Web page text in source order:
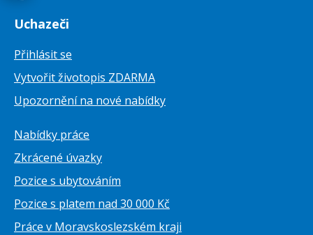
Uchazeči
Přihlásit se
Vytvořit životopis ZDARMA
Upozornění na nové nabídky
Nabídky práce
Zkrácené úvazky
Pozice s ubytováním
Pozice s platem nad 30 000 Kč
Práce v Moravskoslezském kraji